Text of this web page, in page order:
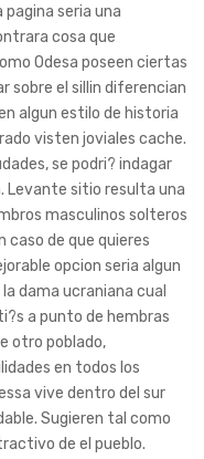
seri­a una
cosa que
Odesa poseen ciertas
sobre el silli­n diferencian
algun estilo de historia
visten joviales cache.
se podri? indagar
Levante sitio resulta una
masculinos solteros
caso de que quieres
opcion seri­a algun
dama ucraniana cual
a punto de hembras
otro poblado,
en todos los
vive dentro del sur
Sugieren tal como
de el pueblo.